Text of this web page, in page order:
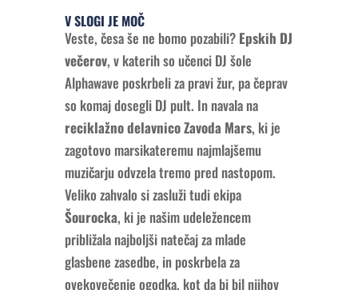
V SLOGI JE MOČ
Veste, česa še ne bomo pozabili? Epskih DJ
večerov, v katerih so učenci DJ šole
Alphawave poskrbeli za pravi žur, pa čeprav
so komaj dosegli DJ pult. In navala na
reciklažno delavnico Zavoda Mars, ki je
zagotovo marsikateremu najmlajšemu
muzičarju odvzela tremo pred nastopom.
Veliko zahvalo si zasluži tudi ekipa
Šourocka, ki je našim udeležencem
približala najboljši natečaj za mlade
glasbene zasedbe, in poskrbela za
ovekovečenje ogodka, kot da bi bil njihov